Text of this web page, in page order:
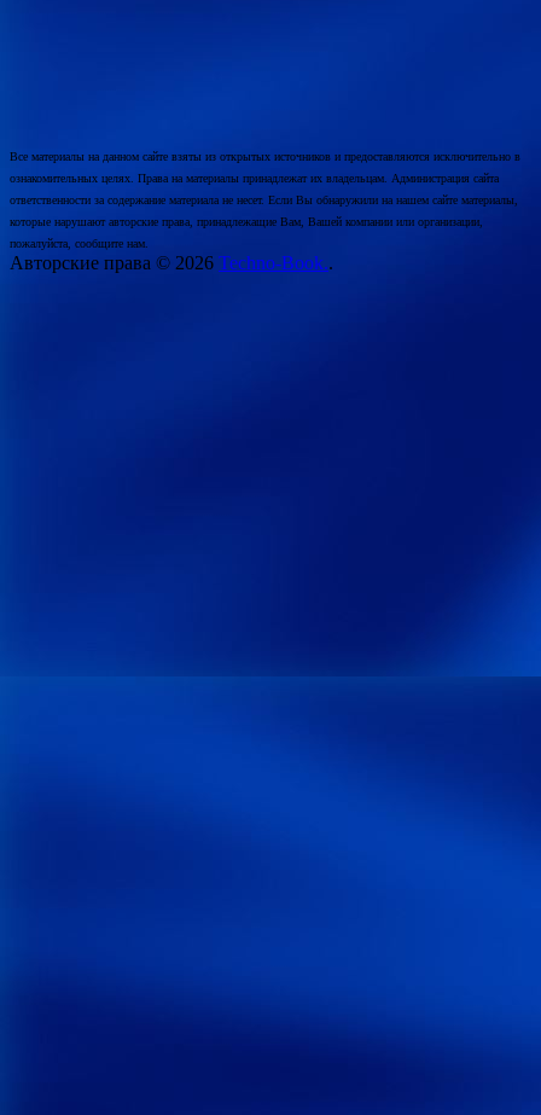
Все материалы на данном сайте взяты из открытых источников и предоставляются исключительно в
ознакомительных целях. Права на материалы принадлежат их владельцам. Администрация сайта
ответственности за содержание материала не несет. Если Вы обнаружили на нашем сайте материалы,
которые нарушают авторские права, принадлежащие Вам, Вашей компании или организации,
пожалуйста, сообщите нам.
Авторские права © 2026 Techno-Book..